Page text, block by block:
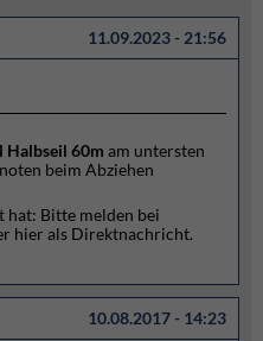
11.09.2023 - 21:56
Halbseil 60m am untersten
beim Abziehen
hat: Bitte melden bei
hier als Direktnachricht.
10.08.2017 - 14:23